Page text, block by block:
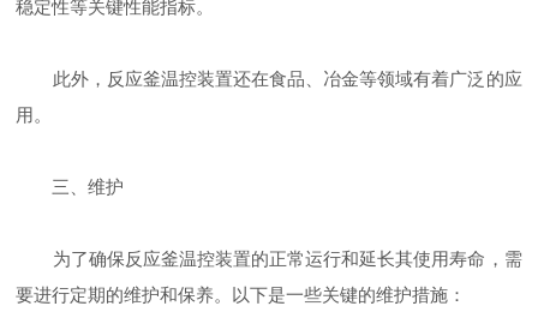
稳定性等关键性能指标。
此外，反应釜温控装置还在食品、冶金等领域有着广泛的应
用。
三、维护
为了确保反应釜温控装置的正常运行和延长其使用寿命，需
要进行定期的维护和保养。以下是一些关键的维护措施：